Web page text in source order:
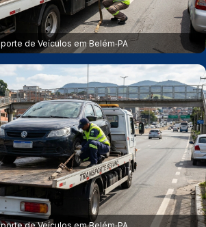
de Veículos em Belém‑PA